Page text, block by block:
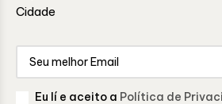
Cidade
Eu lí e aceito a Política de